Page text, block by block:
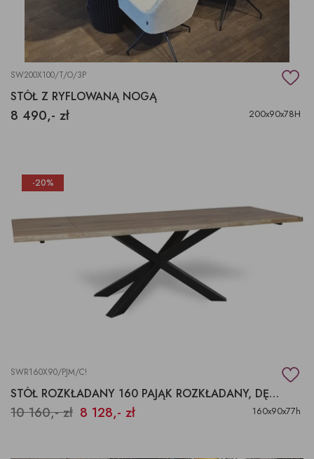
SW200X100/T/O/3P
STÓŁ Z RYFLOWANĄ NOGĄ
8 490,- zł 200x90x78H
-20%
SWR160X90/PJM/C!
STÓŁ ROZKŁADANY 160 PAJĄK ROZKŁADANY, DĘBOWY, LOFT
10 160,- zł 8 128,- zł 160x90x77h